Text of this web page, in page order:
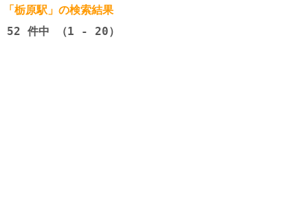
「栃原駅」の検索結果
52 件中 （1 - 20）